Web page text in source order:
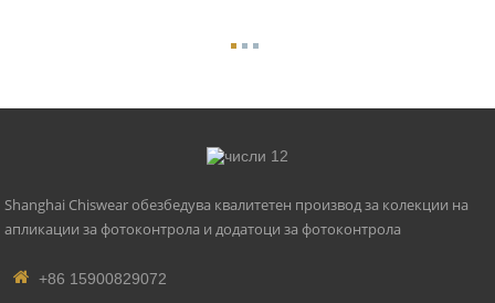
Shanghai Chiswear обезбедува квалитетен производ за колекции на
апликации за фотоконтрола и додатоци за фотоконтрола
+86 15900829072